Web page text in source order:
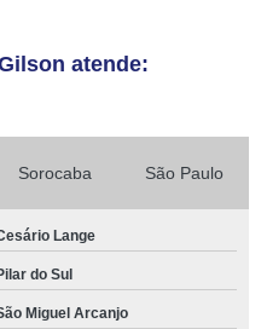
atende:
Sorocaba São Paulo
Lange
do Sul
Miguel Arcanjo